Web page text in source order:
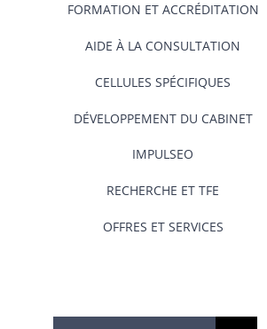
FORMATION ET ACCRÉDITATION
AIDE À LA CONSULTATION
CELLULES SPÉCIFIQUES
DÉVELOPPEMENT DU CABINET
IMPULSEO
RECHERCHE ET TFE
OFFRES ET SERVICES